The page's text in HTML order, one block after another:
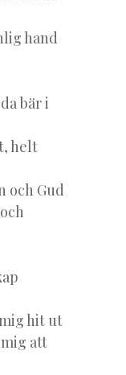
hand
bär i
helt
och Gud
hit ut
att